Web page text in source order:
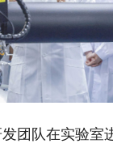
团队在实验室